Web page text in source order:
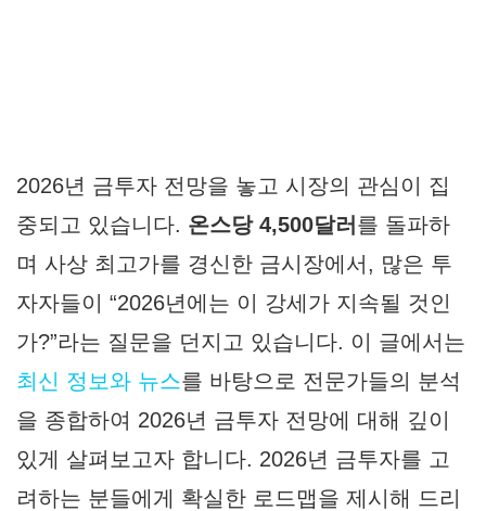
2026년 금투자 전망을 놓고 시장의 관심이 집
중되고 있습니다. 온스당 4,500달러 를 돌파하
며 사상 최고가를 경신한 금시장에서, 많은 투
자자들이 “2026년에는 이 강세가 지속될 것인
가?”라는 질문을 던지고 있습니다. 이 글에서는
최신 정보와 뉴스를 바탕으로 전문가들의 분석
을 종합하여 2026년 금투자 전망에 대해 깊이
있게 살펴보고자 합니다. 2026년 금투자를 고
려하는 분들에게 확실한 로드맵을 제시해 드리